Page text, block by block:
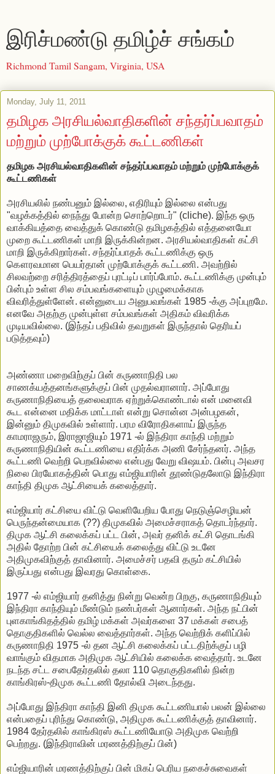
இரிச்மண்டு தமிழ்ச் சங்கம்
Richmond Tamil Sangam, Virginia, USA
Monday, July 11, 2011
தமிழக அரசியல்வாதிகளின் சந்தர்ப்பவாதம்
மற்றும் முற்போக்குக் கூட்டணிகள்
தமிழக அரசியல்வாதிகளின் சந்தர்ப்பவாதம் மற்றும் முற்போக்குக்
கூட்டணிகள்
அரசியலில் நண்பனும் இல்லை, எதிரியும் இல்லை என்பது
"வழக்கத்தில் நைந்து போன்ற சொற்றொடர்" (cliche). இந்த ஒரு
வாக்கியத்தை வைத்துக் கொண்டு தமிழகத்தில் எத்தனையோ
முறை கூட்டணிகள் மாறி இருக்கின்றன. அரசியல்வாதிகள் கட்சி
மாறி இருக்கிறார்கள். சந்தர்ப்பாதக் கூட்டணிக்கு ஒரு
கௌரவமான பெயர்தான் முற்போக்குக் கூட்டணி. அவற்றில்
சிலவற்றை சரித்திரத்தைப் புரட்டிப் பார்ப்போம். கூட்டணிக்கு முன்பும்
பின்பும் உள்ள சில சம்பவங்களையும் முழுமைக்காக
விவரித்துள்ளேன். என்னுடைய அனுபவங்கள் 1985 -க்கு அப்புறமே.
எனவே அதற்கு முன்புள்ள சம்பவங்கள் அதிகம் விவரிக்க
முடியவில்லை. (இந்தப் பதிவில் தவறுகள் இருந்தால் தெரியப்
படுத்தவும்)
அண்ணா மறைவிற்குப் பின் கருணாநிதி பல
சாணக்யத்தனங்களுக்குப் பின் முதல்வரானார். அப்போது
கருணாநிதியைத் தலைவராக ஏற்றுக்கொண்டால் என் மனைவி
கூட என்னை மதிக்க மாட்டாள் என்று சொன்ன அன்பழகன்,
இன்னும் திமுகவில் உள்ளார். பரம விரோதிகளாய் இருந்த
காமராஜரும், இராஜாஜியும் 1971 -ல் இந்திரா காந்தி மற்றும்
கருணாநிதியின் கூட்டணியை எதிர்க்க அணி சேர்ந்தனர். அந்த
கூட்டணி வெற்றி பெறவில்லை என்பது வேறு விஷயம். பின்பு அவசர
நிலை பிரயோகத்தின் பொது எம்ஜியாரின் தூண்டுதலோடு இந்திரா
காந்தி திமுக ஆட்சியைக் கலைத்தார்.
எம்ஜியார் கட்சியை விட்டு வெளியேறிய போது நெடுஞ்செழியன்
பெருந்தன்மையாக (??) திமுகவில் அமைச்சராகத் தொடர்ந்தார்.
திமுக ஆட்சி கலைக்கப் பட்ட பின், அவர் தனிக் கட்சி தொடங்கி
அதில் தோற்ற பின் கட்சியைக் கலைத்து விட்டு உடனே
அதிமுகவிற்குத் தாவினார். அமைச்சர் பதவி தரும் கட்சியில்
இருப்பது என்பது இவரது கொள்கை.
1977 -ல் எம்ஜியார் தனித்து நின்று வென்ற பிறகு, கருணாநிதியும்
இந்திரா காந்தியும் மீண்டும் நண்பர்கள் ஆனார்கள். அந்த நட்பின்
புளகாங்கிதத்தில் தமிழ் மக்கள் அவர்களை 37 மக்கள் சபைத்
தொகுதிகளில் வெல்ல வைத்தார்கள். அந்த வெற்றிக் களிப்பில்
கருணாநிதி 1975 -ல் தன ஆட்சி கலைக்கப் பட்டதிற்க்குப் பழி
வாங்கும் விதமாக அதிமுக ஆட்சியில் கலைக்க வைத்தார். உடனே
நடந்த சட்ட சபைதேர்தலில் தலா 110 தொகுதிகளில் நின்ற
காங்கிரஸ்-திமுக கூட்டணி தோல்வி அடைந்தது.
அப்போது இந்திரா காந்தி இனி திமுக கூட்டணியால் பலன் இல்லை
என்பதைப் புரிந்து கொண்டு, அதிமுக கூட்டணிக்குத் தாவினார்.
1984 தேர்தலில் காங்கிரஸ் கூட்டணியோடு அதிமுக வெற்றி
பெற்றது. (இந்திராவின் மரணத்திற்குப் பின்)
எம்ஜியாரின் மரணத்திற்குப் பின் மிகப் பெரிய நகைச்சுவைகள்